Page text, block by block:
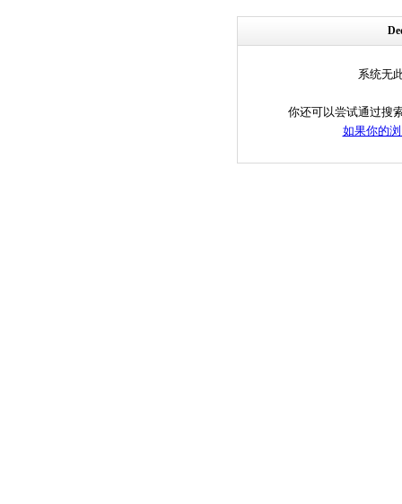
系统无
你还可以尝试通过搜
如果你的